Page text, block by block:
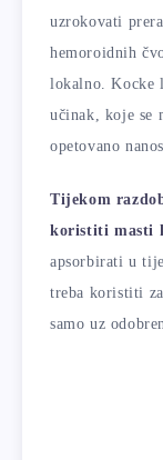
uzrokovati
hemoroidnih
lokalno. Kocke
učinak, koje se
opetovano
Tijekom
koristiti masti
apsorbirati u
treba koristiti
samo uz